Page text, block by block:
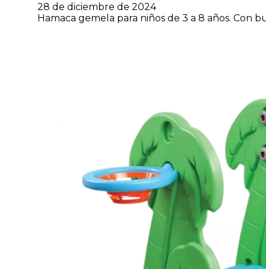
28 de diciembre de 2024
Hamaca gemela para niños de 3 a 8 años. Con